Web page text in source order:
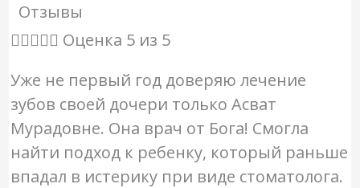
Отзывы
 Оценка 5 из 5
Уже не первый год доверяю лечение
зубов своей дочери только Асват
Мурадовне. Она врач от Бога! Смогла
найти подход к ребенку, который раньше
впадал в истерику при виде стоматолога.